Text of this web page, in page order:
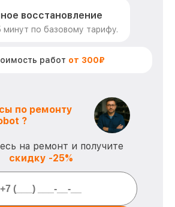
восстановление
минут по базовому тарифу.
работ от 300₽
по ремонту
?
на ремонт и получите
скидку -25%